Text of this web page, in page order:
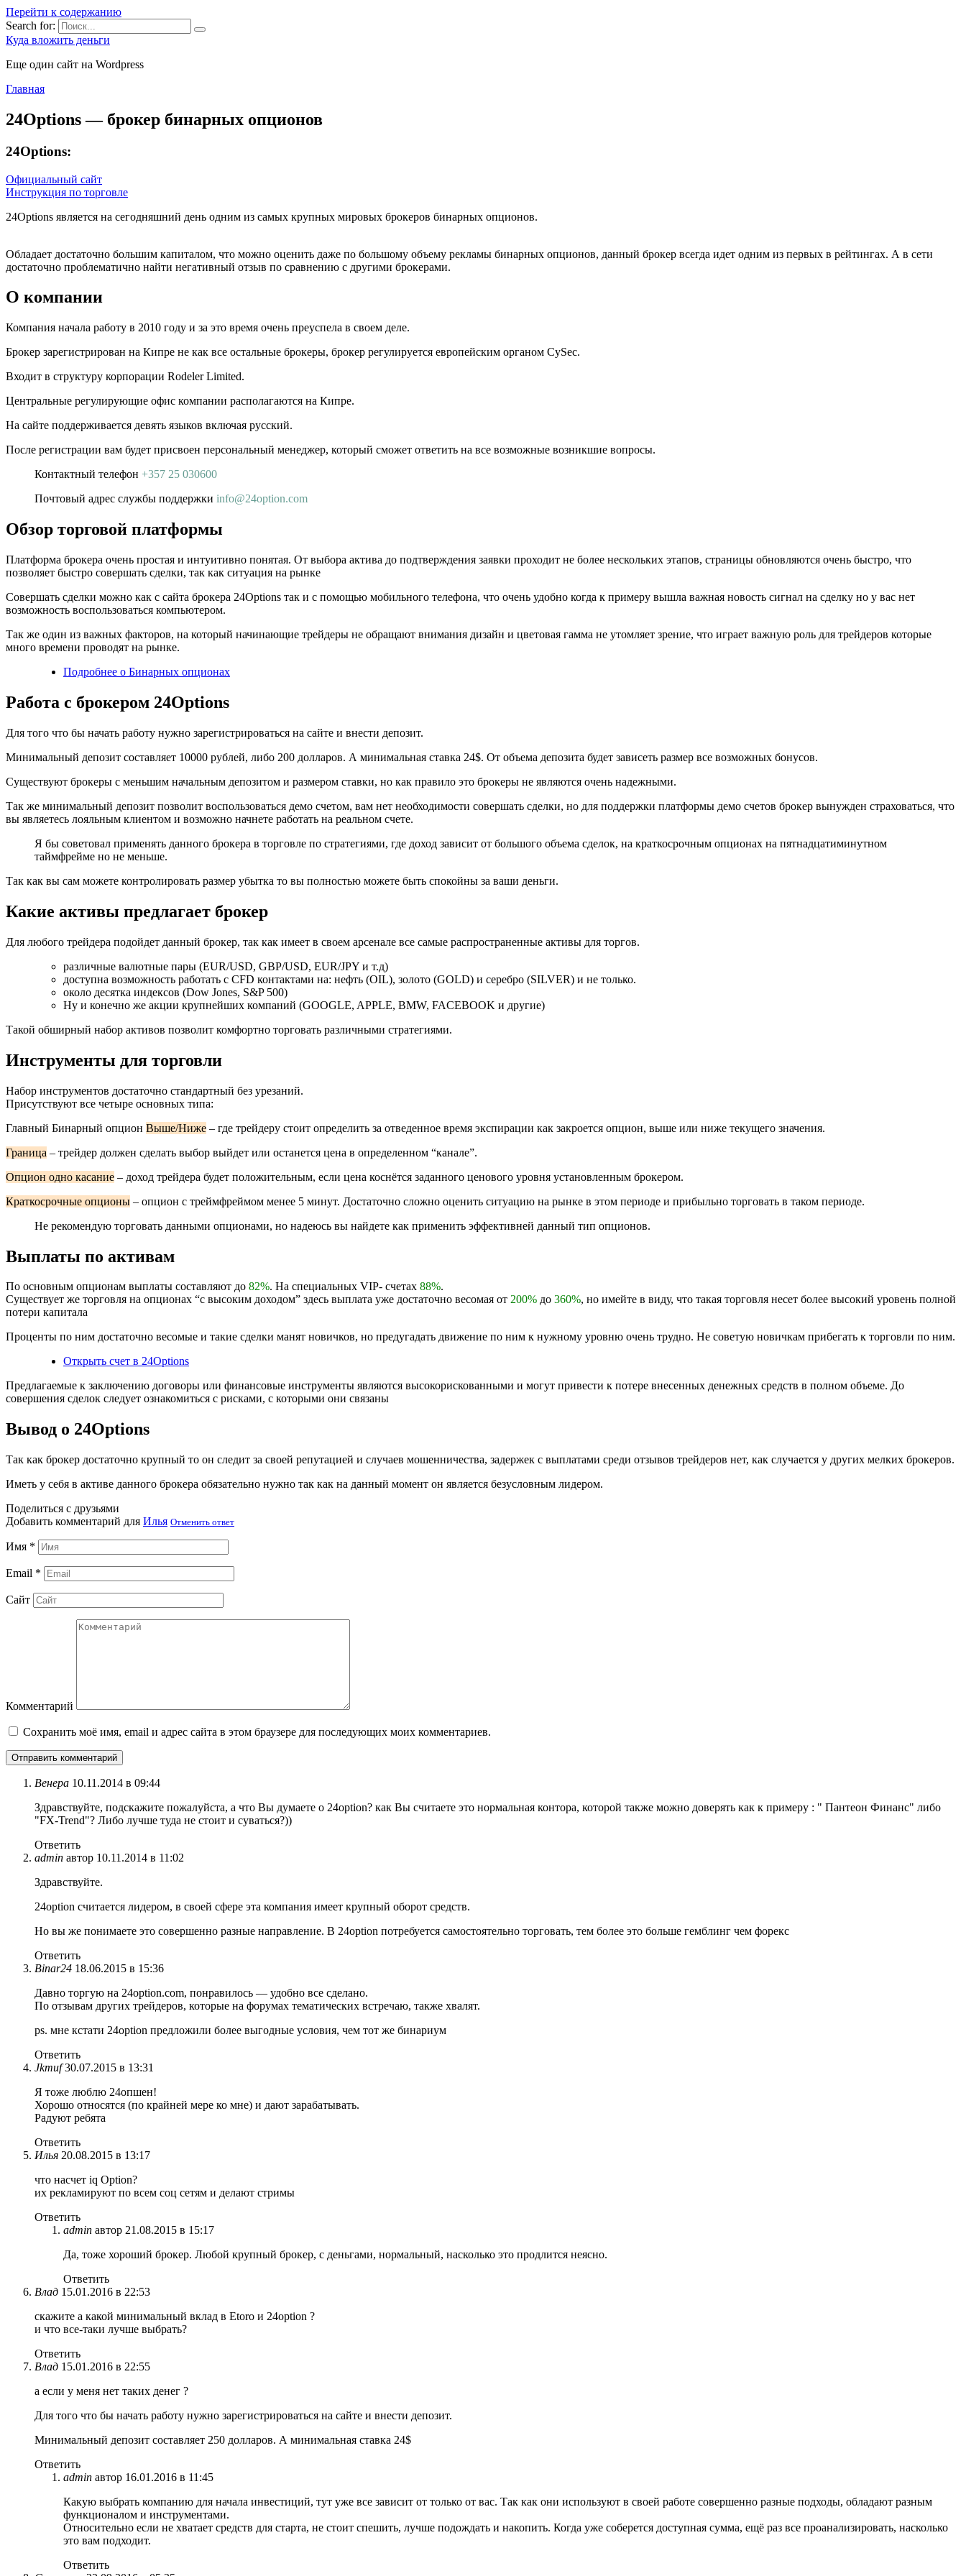
Перейти к содержанию
Search for:
Куда вложить деньги
Еще один сайт на Wordpress
Главная
24Options — брокер бинарных опционов
24Options:
Официальный сайт
Инструкция по торговле
24Options является на сегодняшний день одним из самых крупных мировых брокеров бинарных опционов.
Обладает достаточно большим капиталом, что можно оценить даже по большому объему рекламы бинарных опционов, данный брокер всегда идет одним из первых в рейтингах. А в сети
достаточно проблематично найти негативный отзыв по сравнению с другими брокерами.
О компании
Компания начала работу в 2010 году и за это время очень преуспела в своем деле.
Брокер зарегистрирован на Кипре не как все остальные брокеры, брокер регулируется европейским органом CySec.
Входит в структуру корпорации Rodeler Limited.
Центральные регулирующие офис компании располагаются на Кипре.
На сайте поддерживается девять языков включая русский.
После регистрации вам будет присвоен персональный менеджер, который сможет ответить на все возможные возникшие вопросы.
Контактный телефон +357 25 030600
Почтовый адрес службы поддержки info@24option.com
Обзор торговой платформы
Платформа брокера очень простая и интуитивно понятая. От выбора актива до подтверждения заявки проходит не более нескольких этапов, страницы обновляются очень быстро, что
позволяет быстро совершать сделки, так как ситуация на рынке
Совершать сделки можно как с сайта брокера 24Options так и с помощью мобильного телефона, что очень удобно когда к примеру вышла важная новость сигнал на сделку но у вас нет
возможность воспользоваться компьютером.
Так же один из важных факторов, на который начинающие трейдеры не обращают внимания дизайн и цветовая гамма не утомляет зрение, что играет важную роль для трейдеров которые
много времени проводят на рынке.
Подробнее о Бинарных опционах
Работа с брокером 24Options
Для того что бы начать работу нужно зарегистрироваться на сайте и внести депозит.
Минимальный депозит составляет 10000 рублей, либо 200 долларов. А минимальная ставка 24$. От объема депозита будет зависеть размер все возможных бонусов.
Существуют брокеры с меньшим начальным депозитом и размером ставки, но как правило это брокеры не являются очень надежными.
Так же минимальный депозит позволит воспользоваться демо счетом, вам нет необходимости совершать сделки, но для поддержки платформы демо счетов брокер вынужден страховаться, что
вы являетесь лояльным клиентом и возможно начнете работать на реальном счете.
Я бы советовал применять данного брокера в торговле по стратегиями, где доход зависит от большого объема сделок, на краткосрочным опционах на пятнадцатиминутном
таймфрейме но не меньше.
Так как вы сам можете контролировать размер убытка то вы полностью можете быть спокойны за ваши деньги.
Какие активы предлагает брокер
Для любого трейдера подойдет данный брокер, так как имеет в своем арсенале все самые распространенные активы для торгов.
различные валютные пары (EUR/USD, GBP/USD, EUR/JPY и т.д)
доступна возможность работать с CFD контактами на: нефть (OIL), золото (GOLD) и серебро (SILVER) и не только.
около десятка индексов (Dow Jones, S&P 500)
Ну и конечно же акции крупнейших компаний (GOOGLE, APPLE, BMW, FACEBOOK и другие)
Такой обширный набор активов позволит комфортно торговать различными стратегиями.
Инструменты для торговли
Набор инструментов достаточно стандартный без урезаний.
Присутствуют все четыре основных типа:
Главный Бинарный опцион Выше/Ниже – где трейдеру стоит определить за отведенное время экспирации как закроется опцион, выше или ниже текущего значения.
Граница – трейдер должен сделать выбор выйдет или останется цена в определенном “канале”.
Опцион одно касание – доход трейдера будет положительным, если цена коснётся заданного ценового уровня установленным брокером.
Краткосрочные опционы – опцион с треймфреймом менее 5 минут. Достаточно сложно оценить ситуацию на рынке в этом периоде и прибыльно торговать в таком периоде.
Не рекомендую торговать данными опционами, но надеюсь вы найдете как применить эффективней данный тип опционов.
Выплаты по активам
По основным опционам выплаты составляют до 82%. На специальных VIP- счетах 88%.
Существует же торговля на опционах “с высоким доходом” здесь выплата уже достаточно весомая от 200% до 360%, но имейте в виду, что такая торговля несет более высокий уровень полной
потери капитала
Проценты по ним достаточно весомые и такие сделки манят новичков, но предугадать движение по ним к нужному уровню очень трудно. Не советую новичкам прибегать к торговли по ним.
Открыть счет в 24Options
Предлагаемые к заключению договоры или финансовые инструменты являются высокорискованными и могут привести к потере внесенных денежных средств в полном объеме. До
совершения сделок следует ознакомиться с рисками, с которыми они связаны
Вывод о 24Options
Так как брокер достаточно крупный то он следит за своей репутацией и случаев мошенничества, задержек с выплатами среди отзывов трейдеров нет, как случается у других мелких брокеров.
Иметь у себя в активе данного брокера обязательно нужно так как на данный момент он является безусловным лидером.
Поделиться с друзьями
Добавить комментарий для Илья Отменить ответ
Имя *
Email *
Сайт
Комментарий
Сохранить моё имя, email и адрес сайта в этом браузере для последующих моих комментариев.
Венера 10.11.2014 в 09:44
Здравствуйте, подскажите пожалуйста, а что Вы думаете о 24option? как Вы считаете это нормальная контора, которой также можно доверять как к примеру : " Пантеон Финанс" либо
"FX-Trend"? Либо лучше туда не стоит и суваться?))
Ответить
admin автор 10.11.2014 в 11:02
Здравствуйте.
24option считается лидером, в своей сфере эта компания имеет крупный оборот средств.
Но вы же понимаете это совершенно разные направление. В 24option потребуется самостоятельно торговать, тем более это больше гемблинг чем форекс
Ответить
Binar24 18.06.2015 в 15:36
Давно торгую на 24option.com, понравилось — удобно все сделано.
По отзывам других трейдеров, которые на форумах тематических встречаю, также хвалят.
ps. мне кстати 24option предложили более выгодные условия, чем тот же бинариум
Ответить
Jkmuf 30.07.2015 в 13:31
Я тоже люблю 24опшен!
Хорошо относятся (по крайней мере ко мне) и дают зарабатывать.
Радуют ребята
Ответить
Илья 20.08.2015 в 13:17
что насчет iq Option?
их рекламируют по всем соц сетям и делают стримы
Ответить
admin автор 21.08.2015 в 15:17
Да, тоже хороший брокер. Любой крупный брокер, с деньгами, нормальный, насколько это продлится неясно.
Ответить
Влад 15.01.2016 в 22:53
скажите а какой минимальный вклад в Etoro и 24option ?
и что все-таки лучше выбрать?
Ответить
Влад 15.01.2016 в 22:55
а если у меня нет таких денег ?
Для того что бы начать работу нужно зарегистрироваться на сайте и внести депозит.
Минимальный депозит составляет 250 долларов. А минимальная ставка 24$
Ответить
admin автор 16.01.2016 в 11:45
Какую выбрать компанию для начала инвестиций, тут уже все зависит от только от вас. Так как они используют в своей работе совершенно разные подходы, обладают разным
функционалом и инструментами.
Относительно если не хватает средств для старта, не стоит спешить, лучше подождать и накопить. Когда уже соберется доступная сумма, ещё раз все проанализировать, насколько
это вам подходит.
Ответить